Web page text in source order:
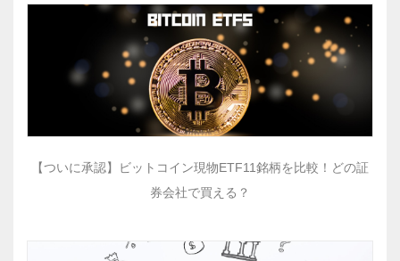
【ついに承認】ビットコイン現物ETF11銘柄を比較！どの証
券会社で買える？